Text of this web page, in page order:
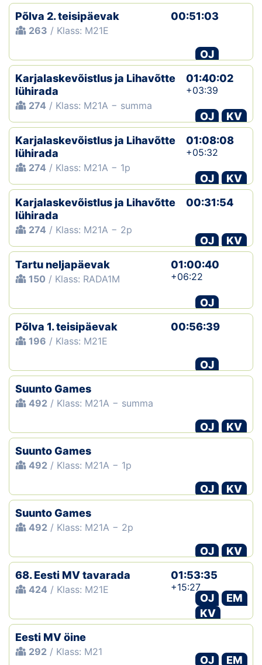
Põlva 2. teisipäevak
263 / Klass: M21E
00:51:03
OJ
Karjalaskevõistlus ja Lihavõtte
lühirada
274 / Klass: M21A − summa
01:40:02
+03:39
OJ
KV
Karjalaskevõistlus ja Lihavõtte
lühirada
274 / Klass: M21A − 1p
01:08:08
+05:32
OJ
KV
Karjalaskevõistlus ja Lihavõtte
lühirada
274 / Klass: M21A − 2p
00:31:54
OJ
KV
Tartu neljapäevak
150 / Klass: RADA1M
01:00:40
+06:22
OJ
Põlva 1. teisipäevak
196 / Klass: M21E
00:56:39
OJ
Suunto Games
492 / Klass: M21A − summa
OJ
KV
Suunto Games
492 / Klass: M21A − 1p
OJ
KV
Suunto Games
492 / Klass: M21A − 2p
OJ
KV
68. Eesti MV tavarada
424 / Klass: M21E
01:53:35
+15:27
OJ
EM
KV
Eesti MV öine
292 / Klass: M21
OJ
EM